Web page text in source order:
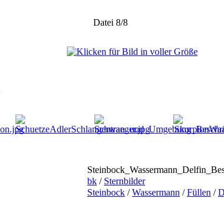
Datei 8/8
bk / Sternbilder
Steinbock /Wassermann /Füllen /